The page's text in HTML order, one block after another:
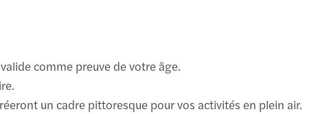
comme preuve de votre âge.
un cadre pittoresque pour vos activités en plein air.